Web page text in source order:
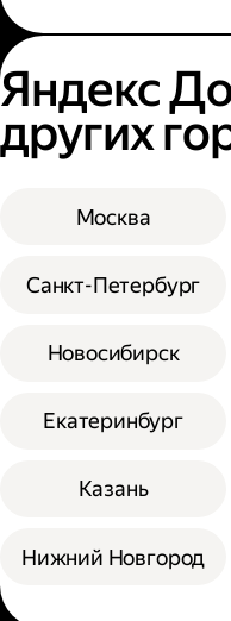
Яндекс
других
Москва
Санкт-Петербург
Новосибирск
Екатеринбург
Казань
Нижний Новгород